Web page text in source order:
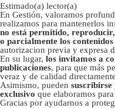
Estimado(a) lector(a)
En Gestión, valoramos
realizamos para mantenerlos
no está permitido,
o parcialmente los contenidos
autorizacion previa y expresa
En su lugar, los invitamos a
publicaciones, para que más
veraz y de calidad
Asimismo, pueden suscribirse
exclusivo que elaboramos
Gracias por ayudarnos a